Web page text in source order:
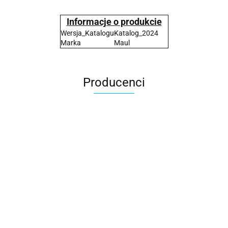
Informacje o produkcie
Wersja_KataloguKatalog_2024
Marka
Maul
Producenci